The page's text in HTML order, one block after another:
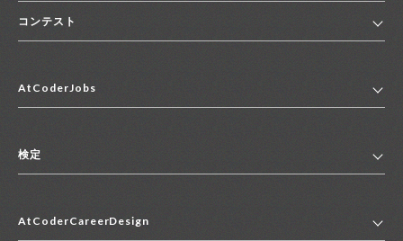
コンテスト
コンテスト一覧
便利リンク集
AtCoderJobs
2027年新卒採用求人一覧
中途採用求人一覧
検定
マイページ
AtCoderCareerDesign